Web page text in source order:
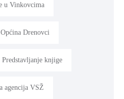
u Vinkovcima
Općina Drenovci
Predstavljanje knjige
agencija VSŽ